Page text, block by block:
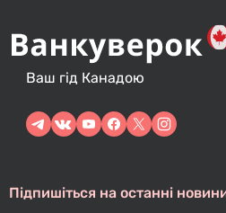
Ваш гід Канадою
Підпишіться на останні